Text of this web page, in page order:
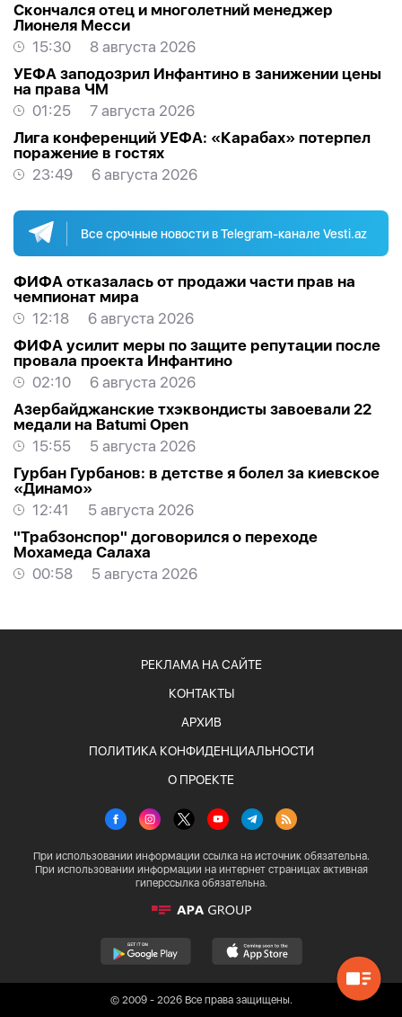
Скончался отец и многолетний менеджер
Лионеля Месси
15:30
8 августа 2026
УЕФА заподозрил Инфантино в занижении цены
на права ЧМ
01:25
7 августа 2026
Лига конференций УЕФА: «Карабах» потерпел
поражение в гостях
23:49
6 августа 2026
Все срочные новости в Telegram-канале Vesti.az
ФИФА отказалась от продажи части прав на
чемпионат мира
12:18
6 августа 2026
ФИФА усилит меры по защите репутации после
провала проекта Инфантино
02:10
6 августа 2026
Азербайджанские тхэквондисты завоевали 22
медали на Batumi Open
15:55
5 августа 2026
Гурбан Гурбанов: в детстве я болел за киевское
«Динамо»
12:41
5 августа 2026
"Трабзонспор" договорился о переходе
Мохамеда Салаха
00:58
5 августа 2026
РЕКЛАМА НА САЙТЕ
КОНТАКТЫ
АРХИВ
ПОЛИТИКА КОНФИДЕНЦИАЛЬНОСТИ
О ПРОЕКТЕ
При использовании информации ссылка на источник обязательна.
При использовании информации на интернет страницах активная
гиперссылка обязательна.
© 2009 - 2026 Все права защищены.